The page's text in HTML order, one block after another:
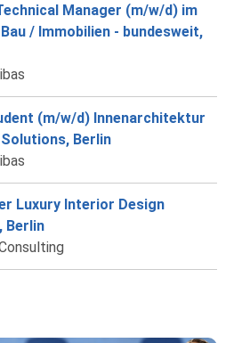
Manager (m/w/d) im
/ Immobilien - bundesweit,
(m/w/d) Innenarchitektur
Berlin
Luxury Interior Design
Berlin